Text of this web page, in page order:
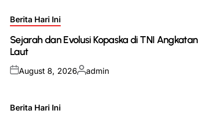
Posted
Berita Hari Ini
Sejarah dan Evolusi Kopaska di TNI Angkatan
Laut
Posted
August 8, 2026Posted
admin
Posted
Berita Hari Ini